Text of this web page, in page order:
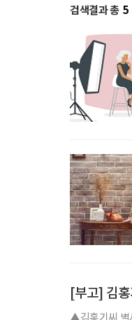
검색결과 총 5
[부고] 김
▲김홍기씨 별